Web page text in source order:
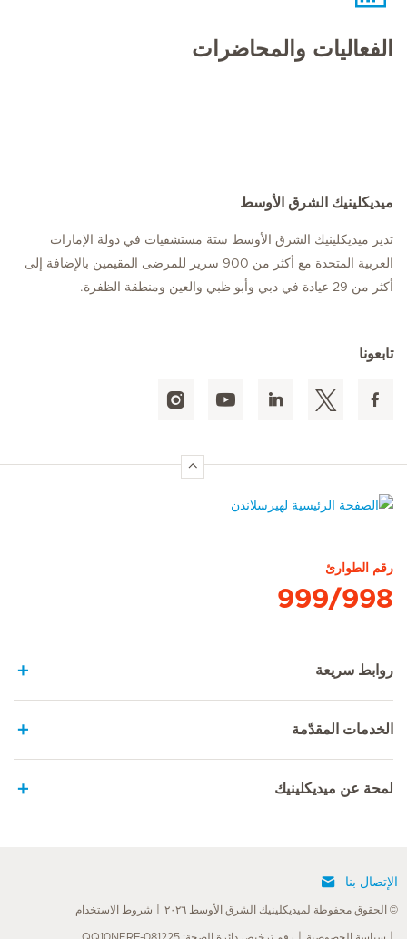
الفعاليات والمحاضرات
ميديكلينيك الشرق الأوسط
تدير ميديكلينيك الشرق الأوسط ستة مستشفيات في دولة الإمارات
العربية المتحدة مع أكثر من 900 سرير للمرضى المقيمين بالإضافة إلى
أكثر من 29 عيادة في دبي وأبو ظبي والعين ومنطقة الظفرة.
تابعونا
رقم الطوارئ
999/998
روابط سريعة
الخدمات المقدّمة
لمحة عن ميديكلينيك
الإتصال بنا
© الحقوق محفوظة لميديكلينيك الشرق الأوسط ٢٠٢٦ شروط الاستخدام
سياسة الخصوصية رقم ترخيص دائرة الصحة: QQ10NERF-081225